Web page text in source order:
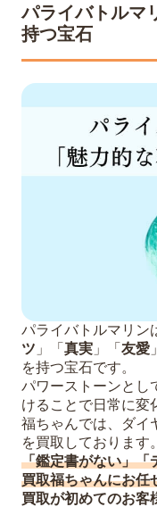
パライバトルマ
持つ宝石
パライバトルマリン
ツ 」「 真実 」「 友愛
を持つ宝石です。
パワーストーンとし
けることで日常に変
福ちゃんでは、ダイ
を買取しております。
「鑑定書がない」「
買取福ちゃんにお任
買取が初めてのお客